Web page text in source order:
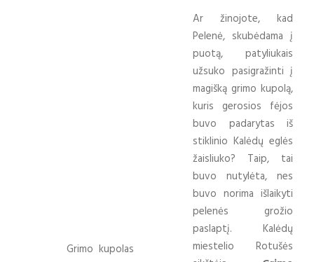
Grimo kupolas
Ar žinojote, kad
Pelenė, skubėdama į
puotą, patyliukais
užsuko pasigražinti į
magišką grimo kupolą,
kuris gerosios fėjos
buvo padarytas iš
stiklinio Kalėdų eglės
žaisliuko? Taip, tai
buvo nutylėta, nes
buvo norima išlaikyti
pelenės grožio
paslaptį. Kalėdų
miestelio Rotušės